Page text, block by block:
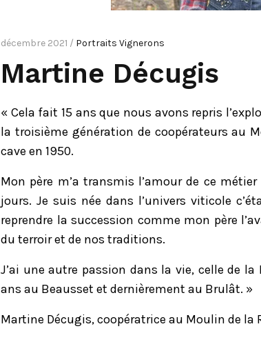
décembre 2021 / Portraits Vignerons
Martine Décugis
« Cela fait 15 ans que nous avons repris
la troisième génération de coopérateurs au
cave en 1950.
Mon père m’a transmis l’amour de ce
jours. Je suis née dans l’univers viticole
reprendre la succession comme mon père
du terroir et de nos traditions.
J’ai une autre passion dans la vie, celle de
ans au Beausset et dernièrement au Brulât. »
Martine Décugis, coopératrice au Moulin de la